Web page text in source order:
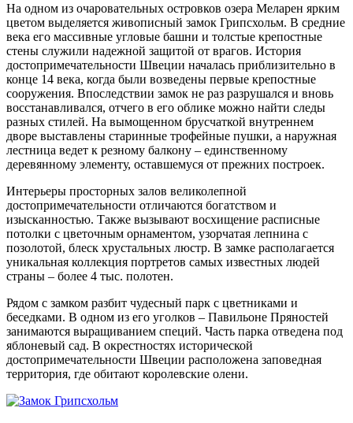
На одном из очаровательных островков озера Меларен ярким
цветом выделяется живописный замок Грипсхольм. В средние
века его массивные угловые башни и толстые крепостные
стены служили надежной защитой от врагов. История
достопримечательности Швеции началась приблизительно в
конце 14 века, когда были возведены первые крепостные
сооружения. Впоследствии замок не раз разрушался и вновь
восстанавливался, отчего в его облике можно найти следы
разных стилей. На вымощенном брусчаткой внутреннем
дворе выставлены старинные трофейные пушки, а наружная
лестница ведет к резному балкону – единственному
деревянному элементу, оставшемуся от прежних построек.
Интерьеры просторных залов великолепной
достопримечательности отличаются богатством и
изысканностью. Также вызывают восхищение расписные
потолки с цветочным орнаментом, узорчатая лепнина с
позолотой, блеск хрустальных люстр. В замке располагается
уникальная коллекция портретов самых известных людей
страны – более 4 тыс. полотен.
Рядом с замком разбит чудесный парк с цветниками и
беседками. В одном из его уголков – Павильоне Пряностей
занимаются выращиванием специй. Часть парка отведена под
яблоневый сад. В окрестностях исторической
достопримечательности Швеции расположена заповедная
территория, где обитают королевские олени.